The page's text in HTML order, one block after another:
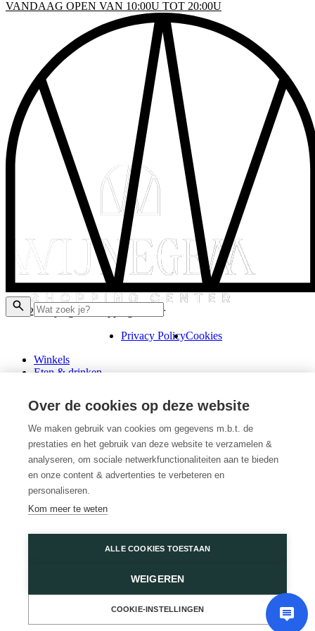
VANDAAG OPEN VAN 10:00U TOT 20:00U
© 2026 Wijnegem Shopping Center
Privacy PolicyCookies
Winkels
Eten & drinken
Schenk een cadeaubon
Over ons
Wini’s
Plattegrond
Diensten
Promoties
Huur een winkel
Veelgestelde vragen
Wijnegem Shopping Center
Contacteer ons
& DRINKEN
INFO
Over de cookies op deze website
We maken gebruik van cookies om gegevens m.b.t. de
prestaties en het gebruik van deze website te verzamelen &
analyseren, om sociale netwerkfunctionaliteiten aan te bieden
en onze content & advertenties te verbeteren en
personaliseren.
Kom meer te weten
ALLE COOKIES TOESTAAN
WEIGEREN
COOKIE-INSTELLINGEN